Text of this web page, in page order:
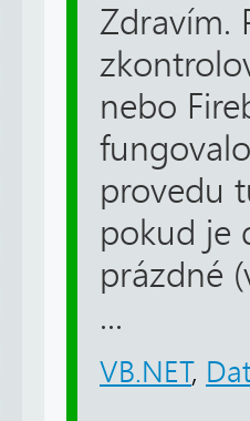
Zdravím.
nebo
provedu
pokud je
prázdné
...
VB.NET,